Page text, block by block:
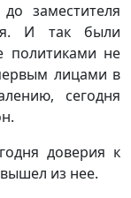
заместителя
И так были
политиками не
лицами в
сегодня
доверия к
из нее.